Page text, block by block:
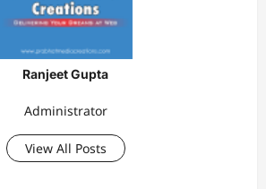
Ranjeet Gupta
Administrator
View All Posts